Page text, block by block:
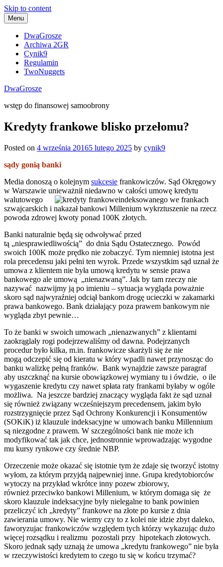
Skip to content
Menu
DwaGrosze
Archiwa 2GR
Cynik9
Regulamin
TwoNuggets
DwaGrosze
wstęp do finansowej samoobrony
Kredyty frankowe blisko przełomu?
Posted on 4 września 20165 lutego 2025 by cynik9
sądy gonią banki
Media donoszą o kolejnym sukcesie frankowiczów. Sąd Okręgowy
w Warszawie unieważnił niedawno w całości umowę kredytu
walutowego
indeksowanego we frankach
szwajcarskich i nakazał bankowi Millenium wykrztuszenie na rzecz
powoda zdrowej kwoty ponad 100K złotych.
Banki naturalnie będą się odwoływać przed
tą „niesprawiedliwością” do dnia Sądu Ostatecznego. Powód
swoich 100K może prędko nie zobaczyć. Tym niemniej istotna jest
rola precedensu jaki pełni ten wyrok. Przede wszystkim sąd uznał że
umowa z klientem nie była umową kredytu w sensie prawa
bankowego ale umową „nienazwaną”. Jak by tam rzeczy nie
nazywać nazwijmy ją po imieniu – sytuacja wygląda poważnie
skoro sąd najwyraźniej odciął bankom drogę ucieczki w zakamarki
prawa bankowego. Bank działający poza prawem bankowym nie
wygląda zbyt pewnie…
To że banki w swoich umowach „nienazwanych” z klientami
zaokrąglały rogi podejrzewaliśmy od dawna. Podejrzanych
procedur było kilka, m.in. frankowicze skarżyli się że nie
mogą odczepić się od kieratu w który wpadli nawet przynosząc do
banku walizkę pełną franków. Bank wynajdzie zawsze paragraf
aby uszczknąć na kursie obowiązkowej wymiany tu i ówdzie, o ile
wygaszenie kredytu czy nawet spłata raty frankami byłaby w ogóle
możliwa. Na jeszcze bardziej znaczący wygląda fakt że sąd uznał
się również związany wcześniejszym precedensem, jakim było
rozstrzygnięcie przez Sąd Ochrony Konkurencji i Konsumentów
(SOKiK) iż klauzule indeksacyjne w umowach banku Millennium
są niezgodne z prawem. W szczególności bank nie może ich
modyfikować tak jak chce, jednostronnie wprowadzając wygodne
mu kursy rynkowe czy średnie NBP.
Orzeczenie może okazać się istotnie tym że zdaje się tworzyć istotny
wyłom, za którym przyjdą najpewniej inne. Grupa kredytobiorców
wytoczy na przykład wkrótce inny pozew zbiorowy,
również przeciwko bankowi Millenium, w którym domaga się że
skoro klauzule indeksacyjne były nielegalne to bank powinien
przeliczyć ich „kredyty” frankowe na złote po kursie z dnia
zawierania umowy. Nie wiemy czy to z kolei nie idzie zbyt daleko,
faworyzujac frankowiczów względem tych którzy wykazując dużo
więcej rozsądku i realizmu pozostali przy hipotekach złotowych.
Skoro jednak sądy uznają że umowa „kredytu frankowego” nie była
w rzeczywistości kredytem to czego tu się w końcu trzymać?